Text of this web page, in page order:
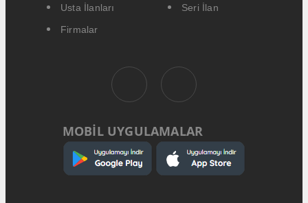
Usta İlanları
Seri İlan
Firmalar
MOBİL UYGULAMALAR